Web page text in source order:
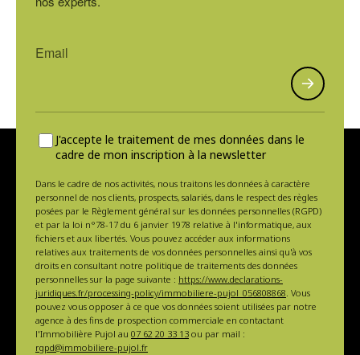
J'accepte le traitement de mes données dans le
cadre de mon inscription à la newsletter
Dans le cadre de nos activités, nous traitons les données à caractère
personnel de nos clients, prospects, salariés, dans le respect des règles
posées par le Règlement général sur les données personnelles (RGPD)
et par la loi n°78-17 du 6 janvier 1978 relative à l'informatique, aux
fichiers et aux libertés. Vous pouvez accéder aux informations
relatives aux traitements de vos données personnelles ainsi qu'à vos
droits en consultant notre politique de traitements des données
personnelles sur la page suivante : https://www.declarations-
juridiques.fr/processing-policy/immobiliere-pujol_056808868. Vous
pouvez vous opposer à ce que vos données soient utilisées par notre
agence à des fins de prospection commerciale en contactant
l'Immobilière Pujol au 07 62 20 33 13 ou par mail :
rgpd@immobiliere-pujol.fr